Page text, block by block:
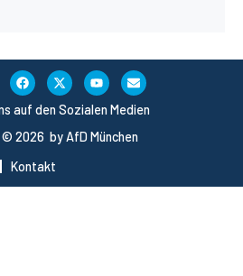
2026 by AfD München
Kontakt
auf den Sozialen Medien